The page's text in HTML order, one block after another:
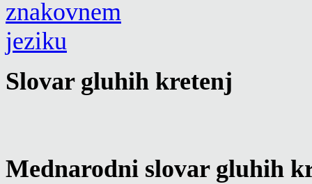
Slovar gluhih kretenj
Mednarodni slovar gluhih